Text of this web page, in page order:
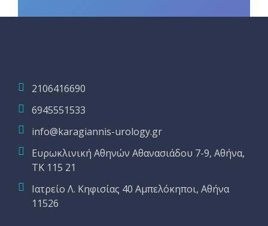
2106416690
6945551533
info@karagiannis-urology.gr
Ευρωκλινική Αθηνών Αθανασιάδου 7-9, Αθήνα,
ΤΚ 115 21
Ιατρείο Λ. Κηφισίας 40 Αμπελόκηποι, Αθήνα
11526